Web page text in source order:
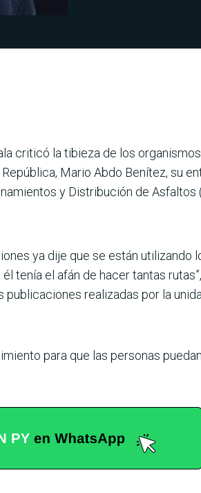
criticó la tibieza de los
Mario Abdo Benítez, su
y Distribución de Asfaltos
ya dije que se están utilizando
tenía el afán de hacer tantas
realizadas por la
para que las personas